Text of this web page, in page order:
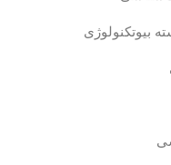
بیوتکنولوژی